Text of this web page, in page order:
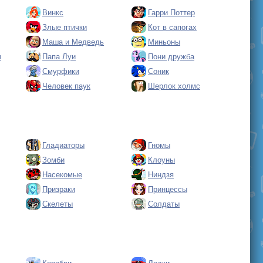
Винкс
Гарри Поттер
Злые птички
Кот в сапогах
Маша и Медведь
Миньоны
Папа Луи
Пони дружба
Смурфики
Соник
Человек паук
Шерлок холмс
Гладиаторы
Гномы
Зомби
Клоуны
Насекомые
Ниндзя
Призраки
Принцессы
Скелеты
Солдаты